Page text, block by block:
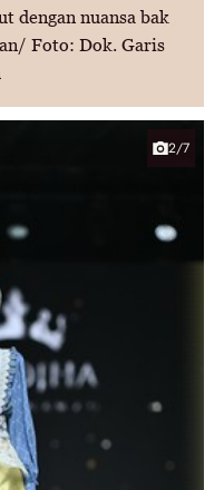
dengan nuansa bak
Foto: Dok. Garis
2/7